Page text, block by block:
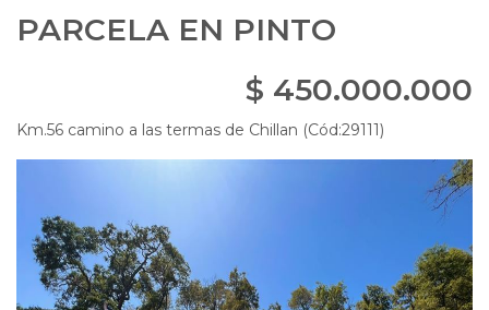
PARCELA EN PINTO
$ 450.000.000
Km.56 camino a las termas de Chillan (Cód:29111)